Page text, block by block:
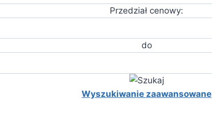
Przedział cenowy:
do
Wyszukiwanie zaawansowane